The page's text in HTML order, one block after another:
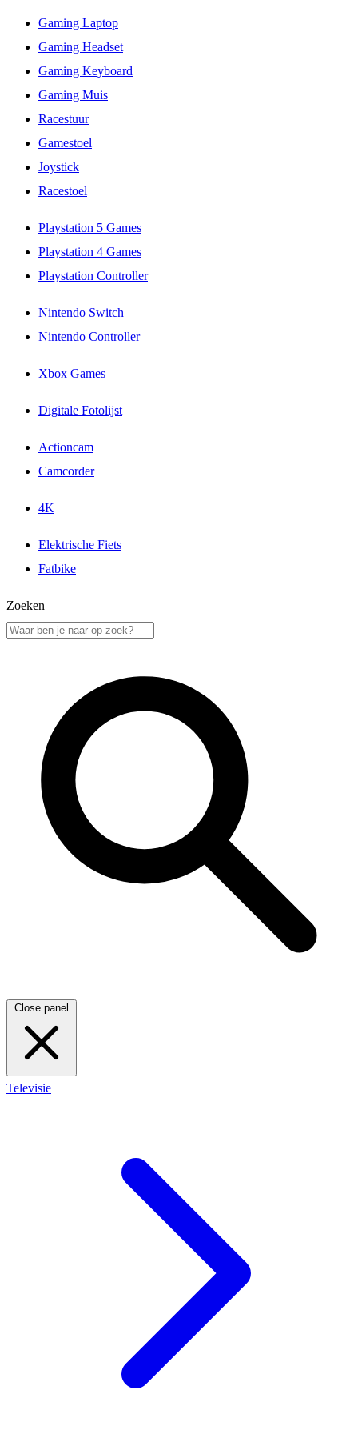
Gaming Laptop
Gaming Headset
Gaming Keyboard
Gaming Muis
Racestuur
Gamestoel
Joystick
Racestoel
Playstation 5 Games
Playstation 4 Games
Playstation Controller
Nintendo Switch
Nintendo Controller
Xbox Games
Digitale Fotolijst
Actioncam
Camcorder
4K
Elektrische Fiets
Fatbike
Zoeken
Close panel
Televisie